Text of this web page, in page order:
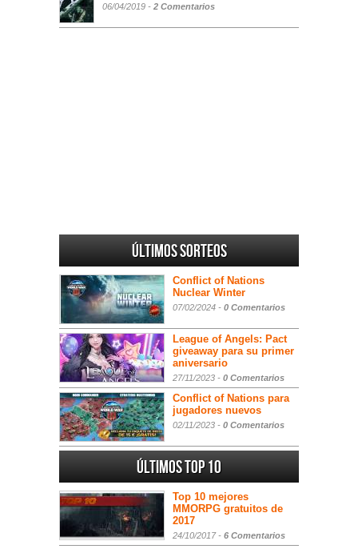
06/04/2019 - 2 Comentarios
Últimos sorteos
Conflict of Nations
Nuclear Winter
07/02/2024 - 0 Comentarios
League of Angels: Pact
giveaway para su primer
aniversario
27/11/2023 - 0 Comentarios
Conflict of Nations para
jugadores nuevos
02/11/2023 - 0 Comentarios
Últimos Top 10
Top 10 mejores
MMORPG gratuitos de
2017
24/10/2017 - 6 Comentarios